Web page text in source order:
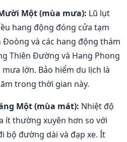
Một (mùa mưa): Lũ lụt
hang động đóng cửa tạm
và các hang động thám
Thiên Đường và Hang Phong
lớn. Bảo hiểm du lịch là
trong thời gian này.
Một (mùa mát): Nhiệt độ
ít thường xuyên hơn so với
bộ đường dài và đạp xe. Ít